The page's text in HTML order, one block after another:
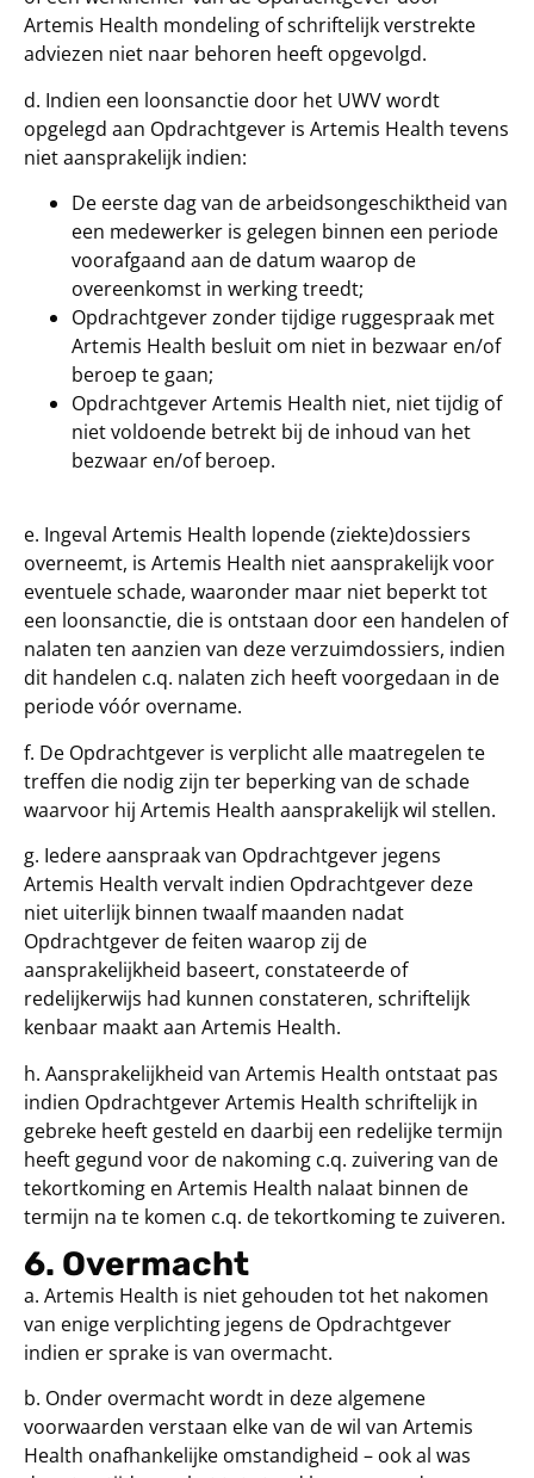
Artemis Health mondeling of schriftelijk verstrekte
adviezen niet naar behoren heeft opgevolgd.
d. Indien een loonsanctie door het UWV wordt
opgelegd aan Opdrachtgever is Artemis Health tevens
niet aansprakelijk indien:
De eerste dag van de arbeidsongeschiktheid van
een medewerker is gelegen binnen een periode
voorafgaand aan de datum waarop de
overeenkomst in werking treedt;
Opdrachtgever zonder tijdige ruggespraak met
Artemis Health besluit om niet in bezwaar en/of
beroep te gaan;
Opdrachtgever Artemis Health niet, niet tijdig of
niet voldoende betrekt bij de inhoud van het
bezwaar en/of beroep.
e. Ingeval Artemis Health lopende (ziekte)dossiers
overneemt, is Artemis Health niet aansprakelijk voor
eventuele schade, waaronder maar niet beperkt tot
een loonsanctie, die is ontstaan door een handelen of
nalaten ten aanzien van deze verzuimdossiers, indien
dit handelen c.q. nalaten zich heeft voorgedaan in de
periode vóór overname.
f. De Opdrachtgever is verplicht alle maatregelen te
treffen die nodig zijn ter beperking van de schade
waarvoor hij Artemis Health aansprakelijk wil stellen.
g. Iedere aanspraak van Opdrachtgever jegens
Artemis Health vervalt indien Opdrachtgever deze
niet uiterlijk binnen twaalf maanden nadat
Opdrachtgever de feiten waarop zij de
aansprakelijkheid baseert, constateerde of
redelijkerwijs had kunnen constateren, schriftelijk
kenbaar maakt aan Artemis Health.
h. Aansprakelijkheid van Artemis Health ontstaat pas
indien Opdrachtgever Artemis Health schriftelijk in
gebreke heeft gesteld en daarbij een redelijke termijn
heeft gegund voor de nakoming c.q. zuivering van de
tekortkoming en Artemis Health nalaat binnen de
termijn na te komen c.q. de tekortkoming te zuiveren.
6. Overmacht
a. Artemis Health is niet gehouden tot het nakomen
van enige verplichting jegens de Opdrachtgever
indien er sprake is van overmacht.
b. Onder overmacht wordt in deze algemene
voorwaarden verstaan elke van de wil van Artemis
Health onafhankelijke omstandigheid – ook al was